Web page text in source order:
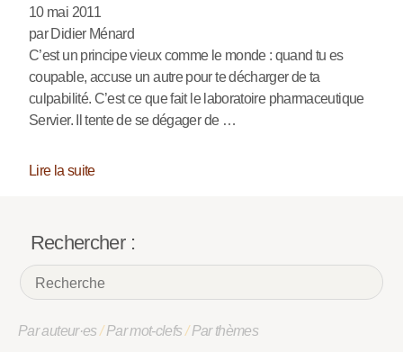
10 mai 2011
par Didier Ménard
C’est un principe vieux comme le monde : quand tu es
coupable, accuse un autre pour te décharger de ta
culpabilité. C’est ce que fait le laboratoire pharmaceutique
Servier. Il tente de se dégager de …
Lire la suite
Rechercher :
Par auteur·es/Par mot-clefs/Par thèmes